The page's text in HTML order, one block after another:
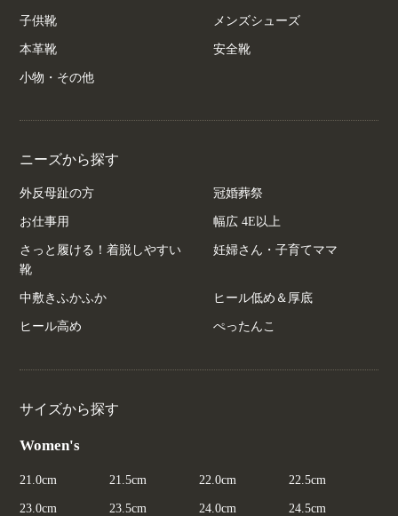
子供靴 メンズシューズ
本革靴 安全靴
小物・その他
ニーズから探す
外反母趾の方 冠婚葬祭
お仕事用 幅広 4E以上
さっと履ける！着脱しやすい
靴
妊婦さん・子育てママ
中敷きふかふか ヒール低め＆厚底
ヒール高め ぺったんこ
サイズから探す
Women's
21.0cm 21.5cm 22.0cm 22.5cm
23.0cm 23.5cm 24.0cm 24.5cm